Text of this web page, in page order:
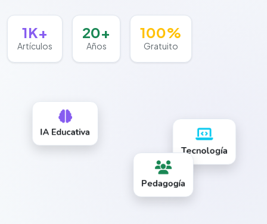
1K+
Artículos
20+
Años
100%
Gratuito
IA Educativa
Tecnología
Pedagogía